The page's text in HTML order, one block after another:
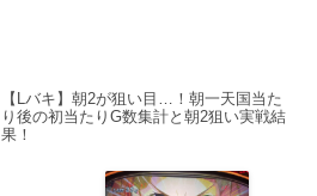
【Lバキ】朝2が狙い目…！朝一天国当た
り後の初当たりG数集計と朝2狙い実戦結
果！